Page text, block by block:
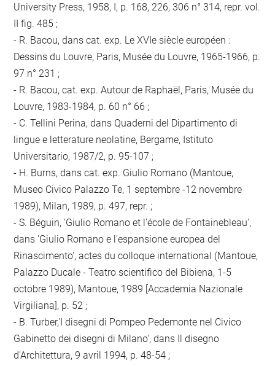
University Press, 1958, I, p. 168, 226, 306 n° 314, repr. vol.
II fig. 485 ;
- R. Bacou, dans cat. exp. Le XVIe siècle européen :
Dessins du Louvre, Paris, Musée du Louvre, 1965-1966, p.
97 n° 231 ;
- R. Bacou, cat. exp. Autour de Raphaël, Paris, Musée du
Louvre, 1983-1984, p. 60 n° 66 ;
- C. Tellini Perina, dans Quaderni del Dipartimento di
lingue e letterature neolatine, Bergame, Istituto
Universitario, 1987/2, p. 95-107 ;
- H. Burns, dans cat. exp. Giulio Romano (Mantoue,
Museo Civico Palazzo Te, 1 septembre -12 novembre
1989), Milan, 1989, p. 497, repr. ;
- S. Béguin, 'Giulio Romano et l'école de Fontainebleau',
dans 'Giulio Romano e l'espansione europea del
Rinascimento', actes du colloque international (Mantoue,
Palazzo Ducale - Teatro scientifico del Bibiena, 1-5
octobre 1989), Mantoue, 1989 [Accademia Nazionale
Virgiliana], p. 52 ;
- B. Turber,'I disegni di Pompeo Pedemonte nel Civico
Gabinetto dei disegni di Milano', dans Il disegno
d'Architettura, 9 avril 1994, p. 48-54 ;